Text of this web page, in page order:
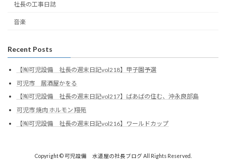
社長の工事日誌
音楽
Recent Posts
【㈲可児設備 社長の週末日記vol218】甲子園予選
可児市 居酒屋かをる
【㈲可児設備 社長の週末日記vol217】ばあばの住む、沖永良部島
可児市 焼肉 ホルモン 翔苑
【㈲可児設備 社長の週末日記vol216】ワールドカップ
Copyright © 可児設備 水道屋の社長ブログ All Rights Reserved.